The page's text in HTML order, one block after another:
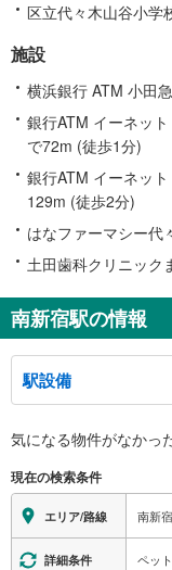
区立代々木山谷小学
施設
横浜銀行 ATM 小田
銀行ATM イーネッ
で72m (徒歩1分)
銀行ATM イーネッ
129m (徒歩2分)
はなファーマシー代
土田歯科クリニック
南新宿駅の情報
駅設備
※段差なしでの移動経路
地上⇔改札⇔ホーム：○
エレベータ
・各ホーム⇔改札
トイレ
気になる物件がなかっ
現在の検索条件
エリア/路線 南新
詳細条件 ペッ